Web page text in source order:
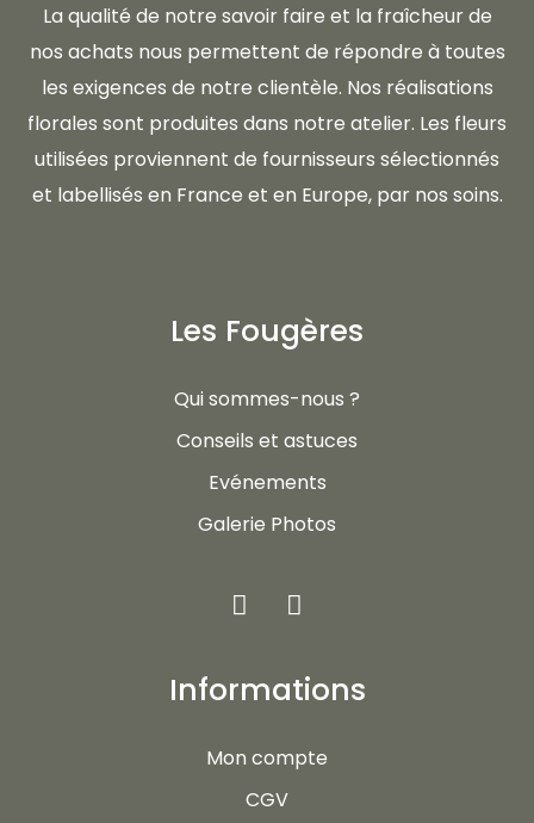
La qualité de notre savoir faire et la fraîcheur de
nos achats nous permettent de répondre à toutes
les exigences de notre clientèle. Nos réalisations
florales sont produites dans notre atelier. Les fleurs
utilisées proviennent de fournisseurs sélectionnés
et labellisés en France et en Europe, par nos soins.
Les Fougères
Qui sommes-nous ?
Conseils et astuces
Evénements
Galerie Photos
Informations
Mon compte
CGV